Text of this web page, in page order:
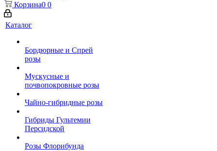
Корзина0 0
Каталог
Бордюрные и Спрей
розы
Мускусные и
почвопокровные розы
Чайно-гибридные розы
Гибриды Гультемии
Персидской
Розы Флорибунда